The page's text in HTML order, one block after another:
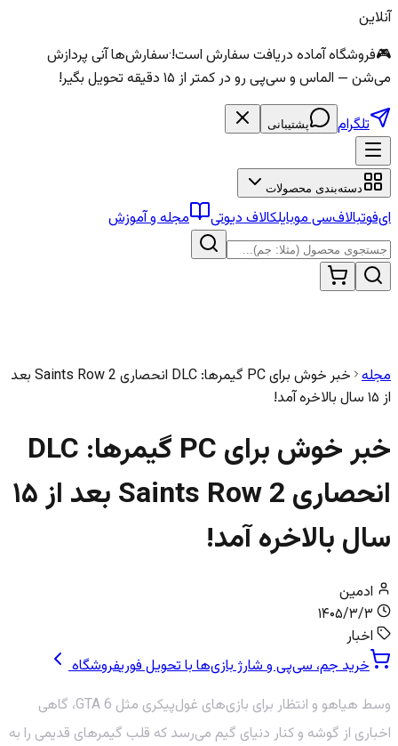
آنلاین
🎮فروشگاه آماده دریافت سفارش است!·سفارش‌ها آنی پردازش
می‌شن — الماس و سی‌پی رو در کمتر از ۱۵ دقیقه تحویل بگیر!
تلگرام پشتیبانی
دسته‌بندی محصولات
ای‌فوتبالاف‌سی موبایلکالاف دیوتی مجله و آموزش
مجله
خبر خوش برای PC گیمرها: DLC انحصاری Saints Row 2 بعد
از ۱۵ سال بالاخره آمد!
خبر خوش برای PC گیمرها: DLC
انحصاری Saints Row 2 بعد از ۱۵
سال بالاخره آمد!
ادمین
۱۴۰۵/۳/۳
اخبار
خرید جم، سی‌پی و شارژ بازی‌ها با تحویل فوریفروشگاه
وسط هیاهو و انتظار برای بازی‌های غول‌پیکری مثل GTA 6، گاهی
اخباری از گوشه و کنار دنیای گیم می‌رسد که قلب گیمرهای قدیمی را به